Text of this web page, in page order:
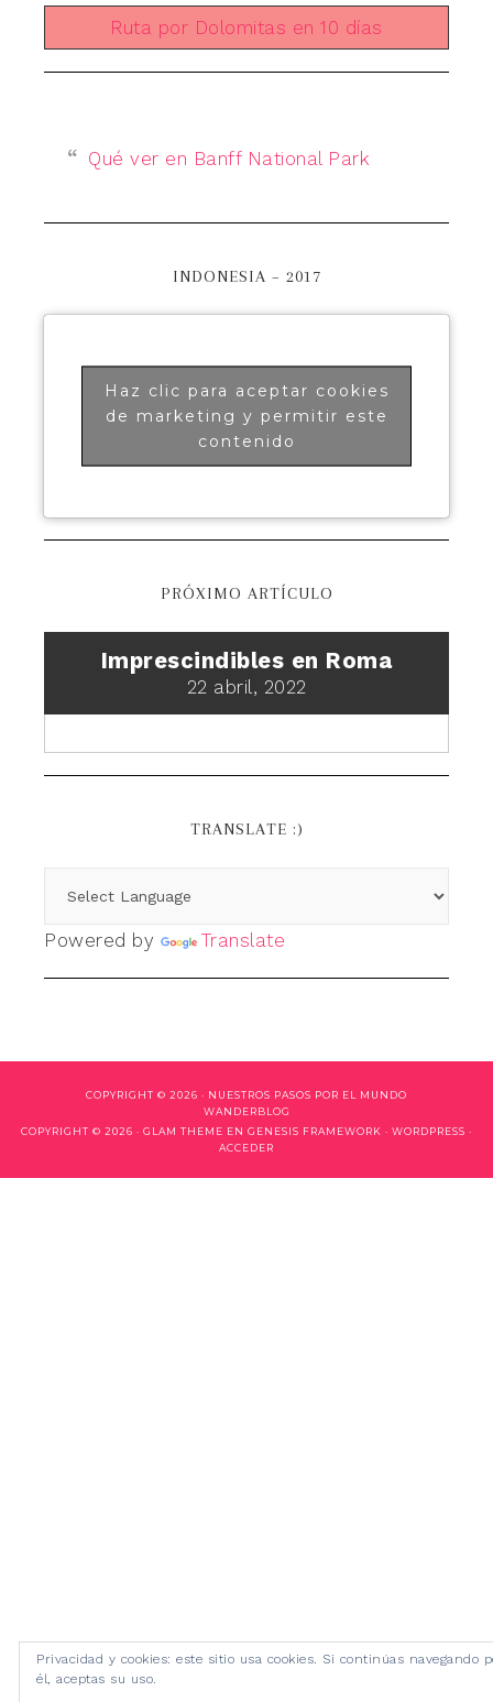
Ruta por Dolomitas en 10 días
Qué ver en Banff National Park
INDONESIA – 2017
Haz clic para aceptar cookies
de marketing y permitir este
contenido
PRÓXIMO ARTÍCULO
Imprescindibles en Roma
22 abril, 2022
TRANSLATE :)
Powered by Translate
COPYRIGHT © 2026 · NUESTROS PASOS POR EL MUNDO
WANDERBLOG
COPYRIGHT © 2026 · GLAM THEME EN GENESIS FRAMEWORK · WORDPRESS ·
ACCEDER
Privacidad y cookies: este sitio usa cookies. Si continúas navegando
él, aceptas su uso.